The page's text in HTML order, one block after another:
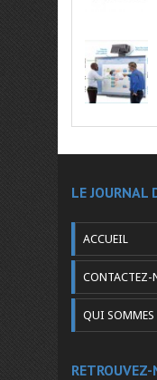
LE JOURNAL
ACCUEIL
CONTACTEZ-
QUI SOMMES